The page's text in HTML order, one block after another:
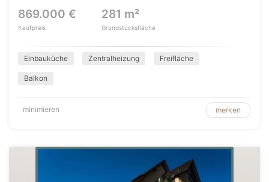
869.000 €
Kaufpreis
281 m²
Grundstücksfläche
Einbauküche Zentralheizung Freifläche
Balkon
minimieren merken